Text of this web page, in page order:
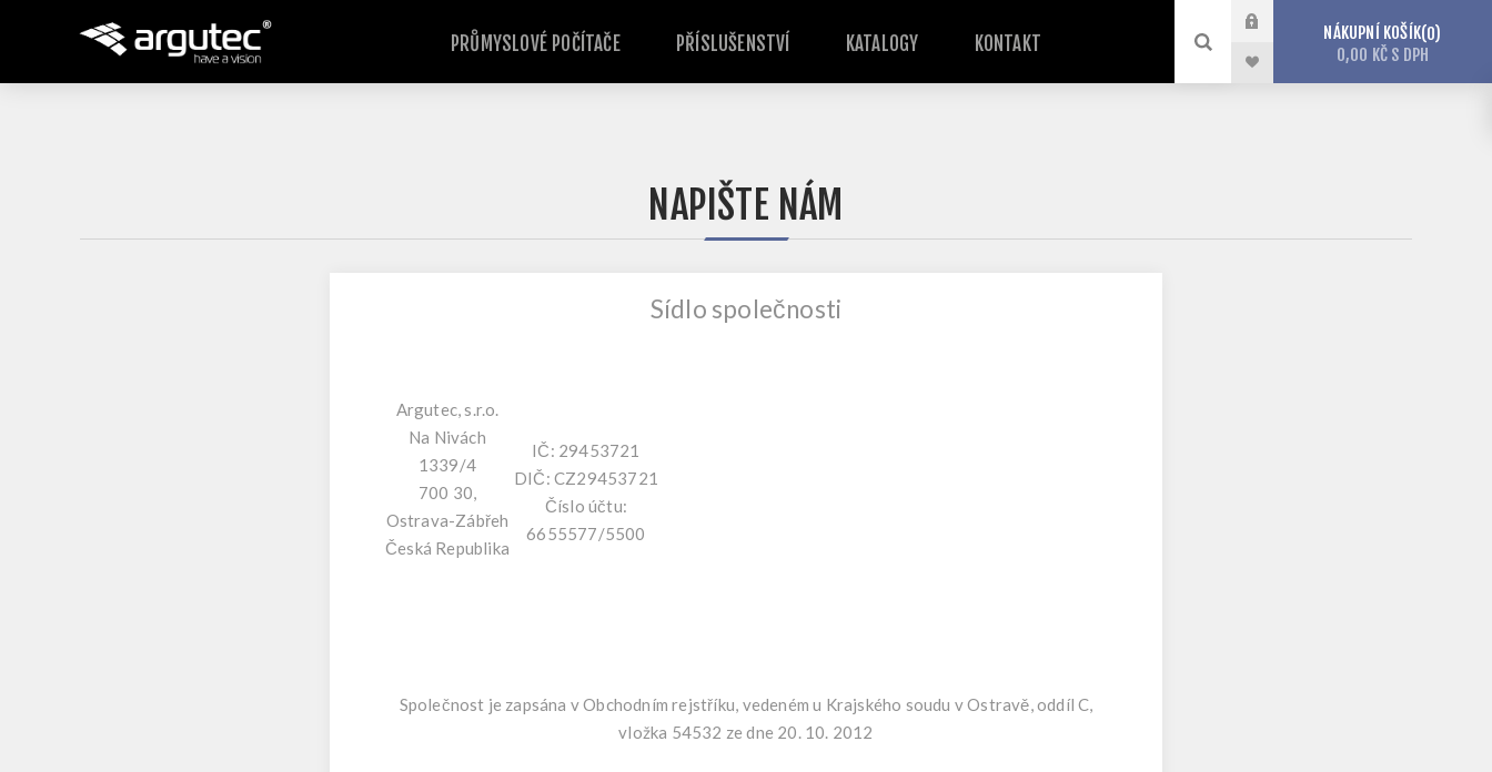
PRŮMYSLOVÉ POČÍTAČE PŘÍSLUŠENSTVÍ KATALOGY KONTAKT NÁKUPNÍ KOŠÍK 0
0,00 KČ S DPH
NAPIŠTE NÁM
Sídlo společnosti
Argutec, s.r.o.
Na Nivách
1339/4
700 30,
Ostrava-Zábřeh
Česká Republika
IČ: 29453721
DIČ: CZ29453721
Číslo účtu:
6655577/5500
Společnost je zapsána v Obchodním rejstříku, vedeném u Krajského soudu v Ostravě, oddíl C,
vložka 54532 ze dne 20. 10. 2012